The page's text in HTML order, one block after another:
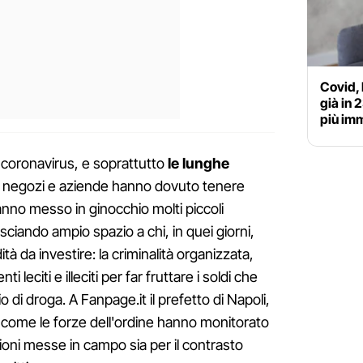
e soprattuttole lunghe
e aziende hanno dovuto tenere
messo in ginocchio molti piccoli
ampio spazio a chi, in quei giorni,
da investire: la criminalità organizzata,
leciti e illeciti per far fruttare i soldi che
di droga. A Fanpage.it il prefetto di Napoli,
le forze dell'ordine hanno monitorato
messe in campo sia per il contrasto
Covid,
già in
più